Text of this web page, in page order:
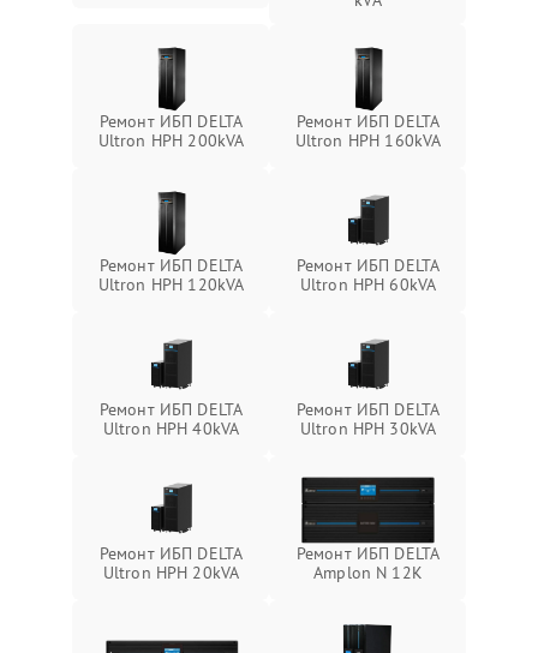
Ремонт ИБП DELTA
Ultron HPH 200kVA
Ремонт ИБП DELTA
Ultron HPH 160kVA
Ремонт ИБП DELTA
Ultron HPH 120kVA
Ремонт ИБП DELTA
Ultron HPH 60kVA
Ремонт ИБП DELTA
Ultron HPH 40kVA
Ремонт ИБП DELTA
Ultron HPH 30kVA
Ремонт ИБП DELTA
Ultron HPH 20kVA
Ремонт ИБП DELTA
Amplon N 12K